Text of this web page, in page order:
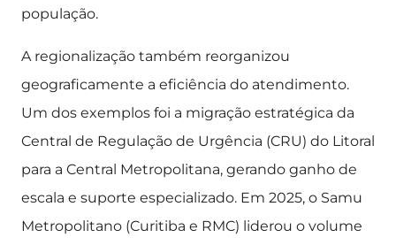
população.
A regionalização também reorganizou
geograficamente a eficiência do atendimento.
Um dos exemplos foi a migração estratégica da
Central de Regulação de Urgência (CRU) do Litoral
para a Central Metropolitana, gerando ganho de
escala e suporte especializado. Em 2025, o Samu
Metropolitano (Curitiba e RMC) liderou o volume